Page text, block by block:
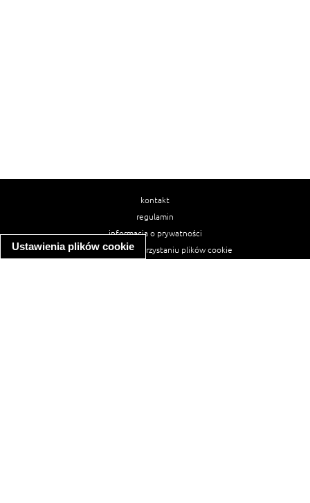
Ustawienia plików cookie
kontakt
regulamin
informacja o prywatności
informacja o wykorzystaniu plików cookie